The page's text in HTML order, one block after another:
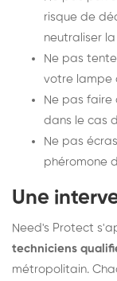
risque de
neutraliser
Ne pas
votre lampe
Ne pas faire
dans le cas
Ne pas
phéromone
Une
Need's Protect
techniciens
métropolitain.